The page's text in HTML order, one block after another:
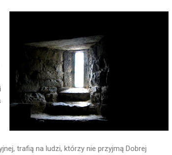
trafią na ludzi, którzy nie przyjmą Dobrej